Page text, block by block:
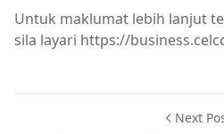
Untuk maklumat lebih lanjut
sila layari https://
Next